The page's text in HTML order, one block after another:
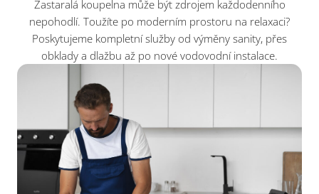
Zastaralá koupelna může být zdrojem každodenního
nepohodlí. Toužíte po moderním prostoru na relaxaci?
Poskytujeme kompletní služby od výměny sanity, přes
obklady a dlažbu až po nové vodovodní instalace.